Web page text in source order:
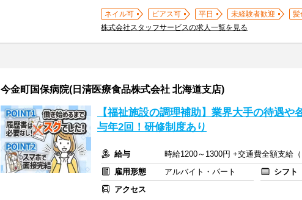
ネイル可 ピアス可 平日 未経験者歓迎
髪
株式会社スタッフサービスの求人一覧を見る
今金町国保病院(日清医療食品株式会社 北海道支店)
【福祉施設の調理補助】業界大手の待遇
与年2回！研修制度あり
給与
時給1200～1300円 +交通費全額支給（
雇用形態
アルバイト・パート シフト
アクセス